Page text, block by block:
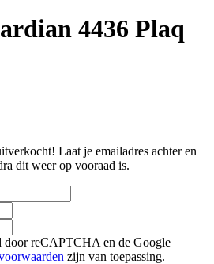
4436 Plaq
Laat je emailadres achter en
dit weer op vooraad is.
door reCAPTCHA en de Google
zijn van toepassing.